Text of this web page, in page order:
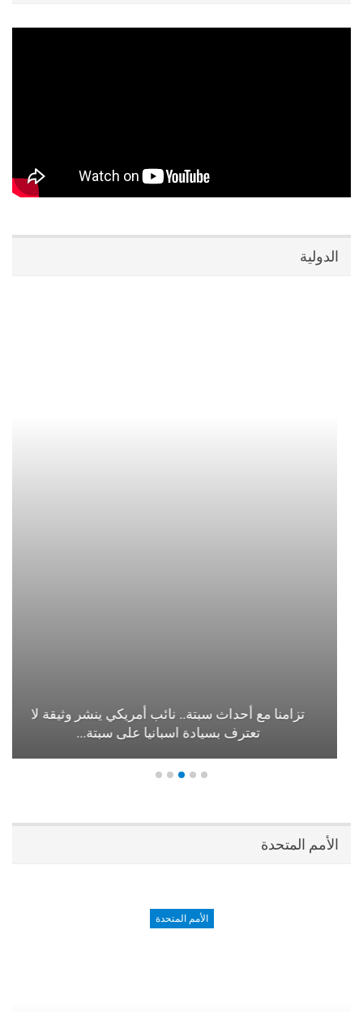
الدولية
تزامنا مع أحداث سبتة.. نائب أمريكي ينشر وثيقة لا
تعترف بسيادة اسبانيا على سبتة…
الأمم المتحدة
الأمم المتحدة